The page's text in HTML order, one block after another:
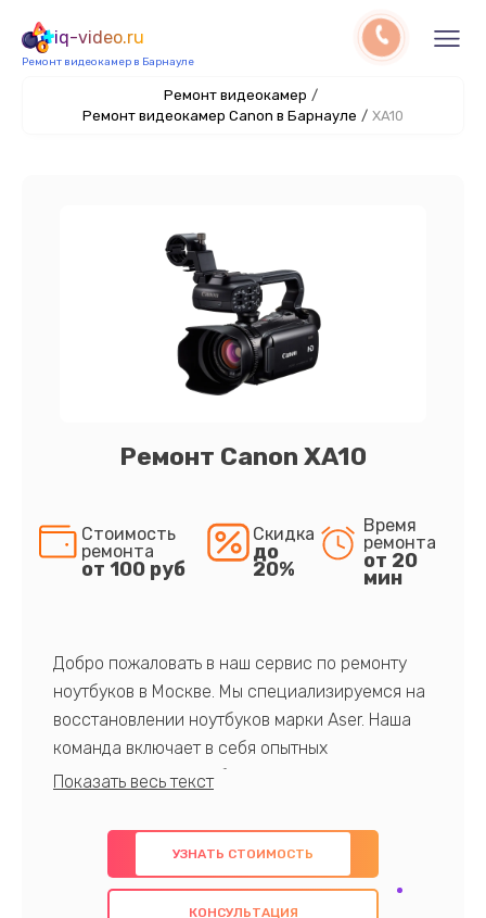
iq-video.ru
Ремонт видеокамер в Барнауле
Ремонт видеокамер /
Ремонт видеокамер Canon в Барнауле / XA10
Ремонт Canon XA10
Стоимость
ремонта
от 100 руб
Скидка
до
20%
Время
ремонта
от 20
мин
Добро пожаловать в наш сервис по ремонту
ноутбуков в Москве. Мы специализируемся на
восстановлении ноутбуков марки Aser. Наша
команда включает в себя опытных
профессионалов с обширными знаниями и
предлагаем быстрый и качественный ремонт с
использованием оригинальных компонентов, а
также гарантируем качество всех
УЗНАТЬ СТОИМОСТЬ
КОНСУЛЬТАЦИЯ